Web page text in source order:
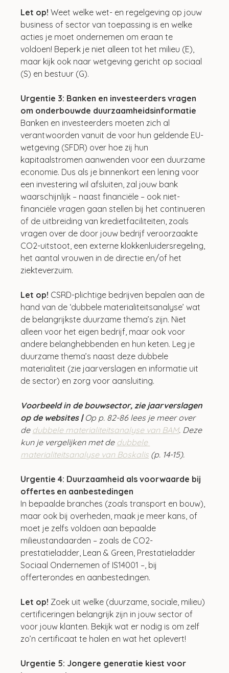
Let op! Weet welke wet- en regelgeving op jouw
business of sector van toepassing is en welke
acties je moet ondernemen om eraan te
voldoen! Beperk je niet alleen tot het milieu (E),
maar kijk ook naar wetgeving gericht op sociaal
(S) en bestuur (G).
Urgentie 3: Banken en investeerders vragen
om onderbouwde duurzaamheidsinformatie
Banken en investeerders moeten zich al
verantwoorden vanuit de voor hun geldende EU-
wetgeving (SFDR) over hoe zij hun
kapitaalstromen aanwenden voor een duurzame
economie. Dus als je binnenkort een lening voor
een investering wil afsluiten, zal jouw bank
waarschijnlijk – naast financiële – ook niet-
financiële vragen gaan stellen bij het continueren
of de uitbreiding van kredietfaciliteiten, zoals
vragen over de door jouw bedrijf veroorzaakte
CO2-uitstoot, een externe klokkenluidersregeling,
het aantal vrouwen in de directie en/of het
ziekteverzuim.
Let op! CSRD-plichtige bedrijven bepalen aan de
hand van de ‘dubbele materialiteitsanalyse’ wat
de belangrijkste duurzame thema’s zijn. Niet
alleen voor het eigen bedrijf, maar ook voor
andere belanghebbenden en hun keten. Leg je
duurzame thema’s naast deze dubbele
materialiteit (zie jaarverslagen en informatie uit
de sector) en zorg voor aansluiting.
Voorbeeld in de bouwsector, zie jaarverslagen
op de websites | Op p. 82-86 lees je meer over
de dubbele materialiteitsanalyse van BAM. Deze
kun je vergelijken met de dubbele
materialiteitsanalyse van Boskalis (p. 14-15).
Urgentie 4: Duurzaamheid als voorwaarde bij
offertes en aanbestedingen
In bepaalde branches (zoals transport en bouw),
maar ook bij overheden, maak je meer kans, of
moet je zelfs voldoen aan bepaalde
milieustandaarden – zoals de CO2-
prestatieladder, Lean & Green, Prestatieladder
Sociaal Ondernemen of IS14001 –, bij
offerterondes en aanbestedingen.
Let op! Zoek uit welke (duurzame, sociale, milieu)
certificeringen belangrijk zijn in jouw sector of
voor jouw klanten. Bekijk wat er nodig is om zelf
zo’n certificaat te halen en wat het oplevert!
Urgentie 5: Jongere generatie kiest voor